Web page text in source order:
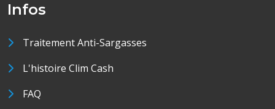
Infos
Traitement Anti-Sargasses
L'histoire Clim Cash
FAQ